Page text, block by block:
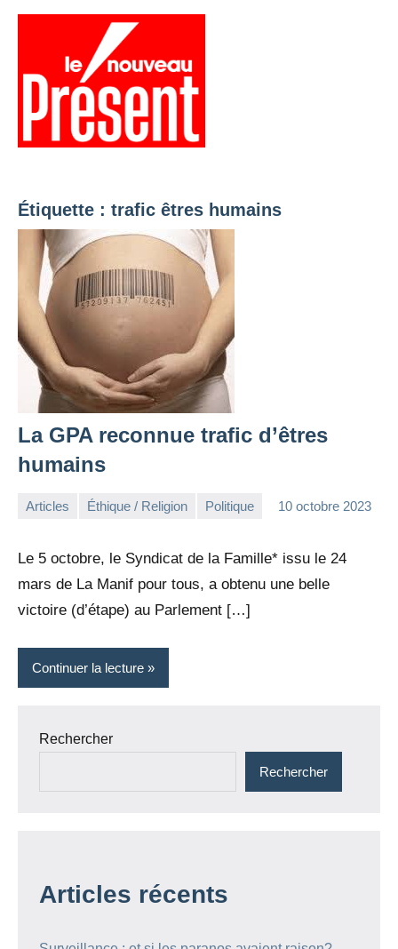
Aller
Étiquette : trafic êtres humains
La GPA reconnue trafic d’êtres
humains
Articles Éthique / Religion Politique 10 octobre 2023
Le 5 octobre, le Syndicat de la Famille* issu le 24
mars de La Manif pour tous, a obtenu une belle
victoire (d’étape) au Parlement […]
Continuer la lecture
Rechercher
Rechercher
Articles récents